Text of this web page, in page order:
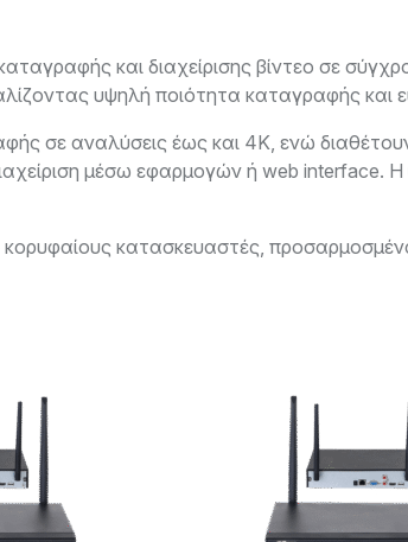
και διαχείρισης βίντεο σε
υψηλή ποιότητα καταγραφής και
σε αναλύσεις έως και 4K, ενώ
μέσω εφαρμογών ή web interface.
κατασκευαστές,